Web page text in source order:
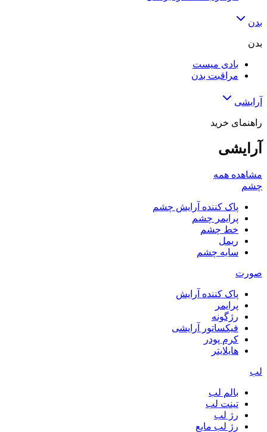
بدن
بدن
بادی میست
مراقبت بدن
آرایشی
راهنمای خرید
آرایشی
مشاهده همه
چشم
پاک کننده آرایش چشم
پرایمر چشم
خط چشم
ریمل
سایه چشم
صورت
پاک کننده آرایش
پرایمر
رژگونه
فیکساتور آرایشی
کرم پودر
هایلایتر
لب
بالم لب
تینت لب
رژ لب
رژ لب مایع